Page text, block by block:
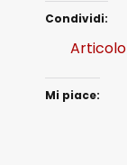
Condividi:
Articolo
Mi piace: